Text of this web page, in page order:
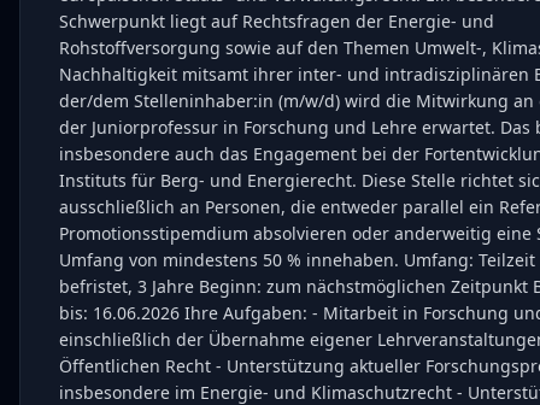
Schwerpunkt liegt auf Rechtsfragen der Energie- und
Rohstoffversorgung sowie auf den Themen Umwelt-,
Nachhaltigkeit mitsamt ihrer inter- und intradisziplinären
der/dem Stelleninhaber:in (m/w/d) wird die Mitwirkung an
der Juniorprofessur in Forschung und Lehre erwartet. Das
insbesondere auch das Engagement bei der
Instituts für Berg- und Energierecht. Diese Stelle richtet
ausschließlich an Personen, die entweder parallel ein
Promotionsstipemdium absolvieren oder anderweitig eine
Umfang von mindestens 50 % innehaben. Umfang: Teilzeit
befristet, 3 Jahre Beginn: zum nächstmöglichen Zeitpunkt
bis: 16.06.2026 Ihre Aufgaben: - Mitarbeit in Forschung
einschließlich der Übernahme eigener
Öffentlichen Recht - Unterstützung aktueller
insbesondere im Energie- und Klimaschutzrecht -